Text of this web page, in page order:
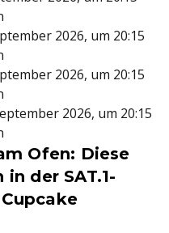
2026, um 20:15
2026, um 20:15
2026, um 20:15
Ofen: Diese
der SAT.1-